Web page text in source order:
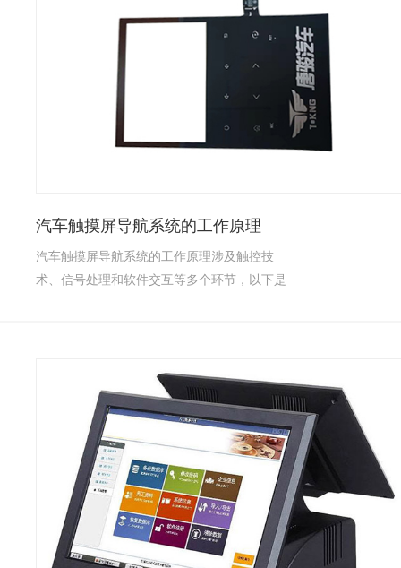
汽车触摸屏导航系统的工作原理
汽车触摸屏导航系统的工作原理涉及触控技
术、信号处理和软件交互等多个环节，以下是